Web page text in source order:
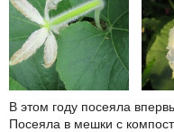
В этом году посеяла
Посеяла в мешки с